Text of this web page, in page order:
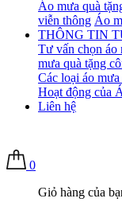
Áo mưa quà
viễn thông Áo
THÔNG TIN
Tư vấn chọn áo
mưa quà tặng
Các loại áo
Hoạt động của
Liên hệ
0
Giỏ hàng của